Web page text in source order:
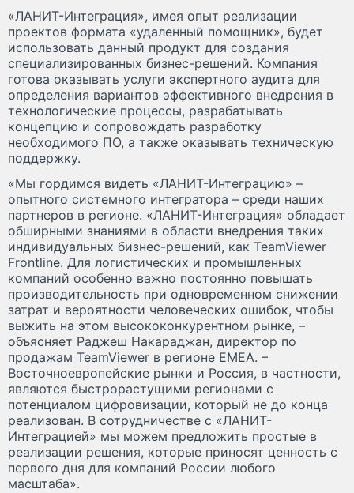
«ЛАНИТ-Интеграция», имея опыт реализации
проектов формата «удаленный помощник», будет
использовать данный продукт для создания
специализированных бизнес-решений. Компания
готова оказывать услуги экспертного аудита для
определения вариантов эффективного внедрения в
технологические процессы, разрабатывать
концепцию и сопровождать разработку
необходимого ПО, а также оказывать техническую
поддержку.
«Мы гордимся видеть «ЛАНИТ-Интеграцию» –
опытного системного интегратора – среди наших
партнеров в регионе. «ЛАНИТ-Интеграция» обладает
обширными знаниями в области внедрения таких
индивидуальных бизнес-решений, как TeamViewer
Frontline. Для логистических и промышленных
компаний особенно важно постоянно повышать
производительность при одновременном снижении
затрат и вероятности человеческих ошибок, чтобы
выжить на этом высококонкурентном рынке, –
объясняет Раджеш Накараджан, директор по
продажам TeamViewer в регионе ЕМЕА. –
Восточноевропейские рынки и Россия, в частности,
являются быстрорастущими регионами с
потенциалом цифровизации, который не до конца
реализован. В сотрудничестве с «ЛАНИТ-
Интеграцией» мы можем предложить простые в
реализации решения, которые приносят ценность с
первого дня для компаний России любого
масштаба».